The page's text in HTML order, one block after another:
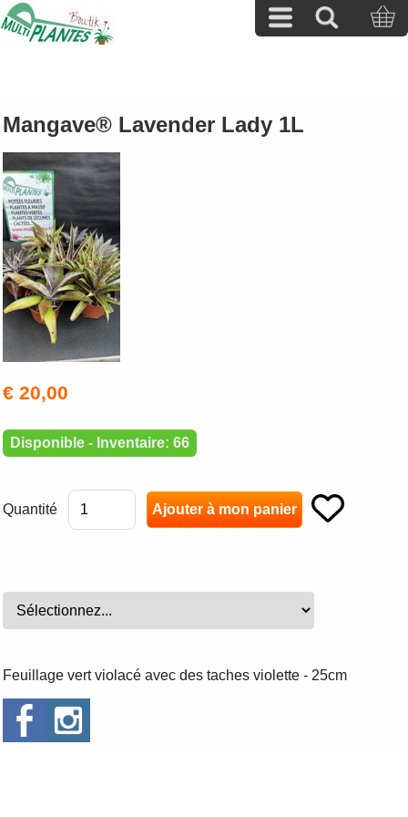
Mangave® Lavender Lady 1L
€ 20,00
Disponible - Inventaire: 66
Quantité
Feuillage vert violacé avec des taches violette - 25cm